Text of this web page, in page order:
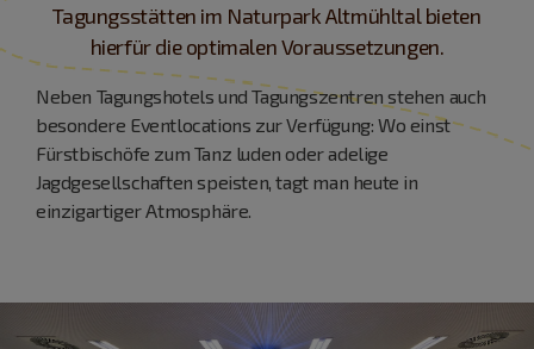
Tagungsstätten im Naturpark Altmühltal bieten
hierfür die optimalen Voraussetzungen.
Neben Tagungshotels und Tagungszentren stehen auch
besondere Eventlocations zur Verfügung: Wo einst
Fürstbischöfe zum Tanz luden oder adelige
Jagdgesellschaften speisten, tagt man heute in
einzigartiger Atmosphäre.